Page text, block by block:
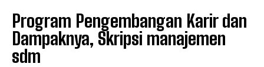
Program Pengembangan Karir dan
Dampaknya, Skripsi manajemen
sdm